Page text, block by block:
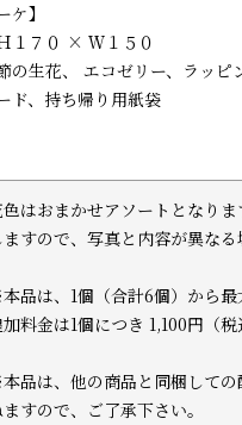
ケ】
１７０ × Ｗ１５０
生花、 エコゼリー、ラッピ
ド、持ち帰り用紙袋
はおまかせアソートとなり
ますので、写真と内容が異なる
品は、1個（合計6個）から最
料金は1個につき 1,100円（税
品は、他の商品と同梱して
すので、ご了承下さい。